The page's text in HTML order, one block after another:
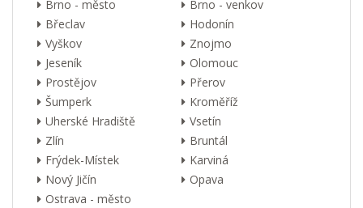
Brno - město
Brno - venkov
Břeclav
Hodonín
Vyškov
Znojmo
Jeseník
Olomouc
Prostějov
Přerov
Šumperk
Kroměříž
Uherské Hradiště
Vsetín
Zlín
Bruntál
Frýdek-Místek
Karviná
Nový Jičín
Opava
Ostrava - město